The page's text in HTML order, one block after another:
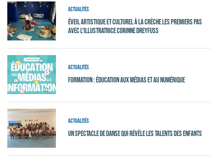
Actualités
Éveil Artistique et Culturel à la crèche Les Premiers Pas
avec l'illustratrice Corinne Dreyfuss
Actualités
Formation : Éducation aux médias et au numérique
Actualités
Un spectacle de danse qui révèle les talents des enfants